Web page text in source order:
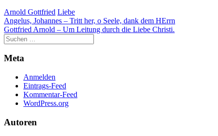
Arnold Gottfried Liebe
Beitragsnavigation
Angelus, Johannes – Tritt her, o Seele, dank dem HErrn
Gottfried Arnold – Um Leitung durch die Liebe Christi.
Meta
Anmelden
Eintrags-Feed
Kommentar-Feed
WordPress.org
Autoren